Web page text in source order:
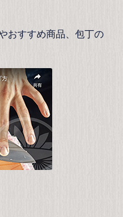
おすすめ商品、包丁の